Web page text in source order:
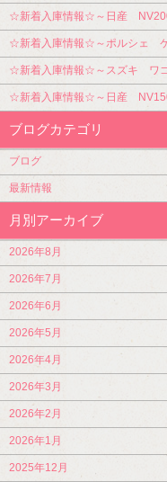
☆新着入庫情報☆～日産
☆新着入庫情報☆～ポルシェ
☆新着入庫情報☆～スズキ ワ
☆新着入庫情報☆～日産
ブログカテゴリ
ブログ
最新情報
月別アーカイブ
2026年8月
2026年7月
2026年6月
2026年5月
2026年4月
2026年3月
2026年2月
2026年1月
2025年12月